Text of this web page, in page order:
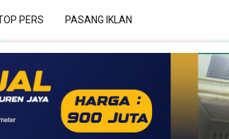
PERS PASANG IKLAN